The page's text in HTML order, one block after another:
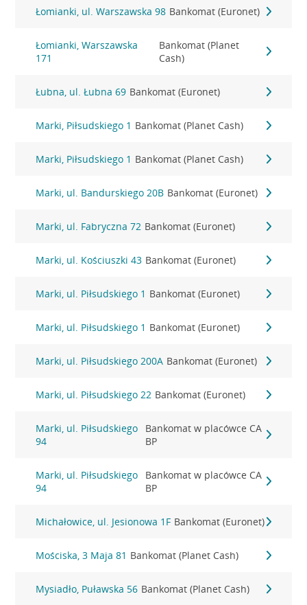
Łomianki, ul. Warszawska 98 Bankomat (Euronet)
Łomianki, Warszawska
171
Bankomat (Planet
Cash)
Łubna, ul. Łubna 69 Bankomat (Euronet)
Marki, Piłsudskiego 1 Bankomat (Planet Cash)
Marki, Piłsudskiego 1 Bankomat (Planet Cash)
Marki, ul. Bandurskiego 20B Bankomat (Euronet)
Marki, ul. Fabryczna 72 Bankomat (Euronet)
Marki, ul. Kościuszki 43 Bankomat (Euronet)
Marki, ul. Piłsudskiego 1 Bankomat (Euronet)
Marki, ul. Piłsudskiego 1 Bankomat (Euronet)
Marki, ul. Piłsudskiego 200A Bankomat (Euronet)
Marki, ul. Piłsudskiego 22 Bankomat (Euronet)
Marki, ul. Piłsudskiego
94
Bankomat w placówce CA
BP
Marki, ul. Piłsudskiego
94
Bankomat w placówce CA
BP
Michałowice, ul. Jesionowa 1F Bankomat (Euronet)
Mościska, 3 Maja 81 Bankomat (Planet Cash)
Mysiadło, Puławska 56 Bankomat (Planet Cash)